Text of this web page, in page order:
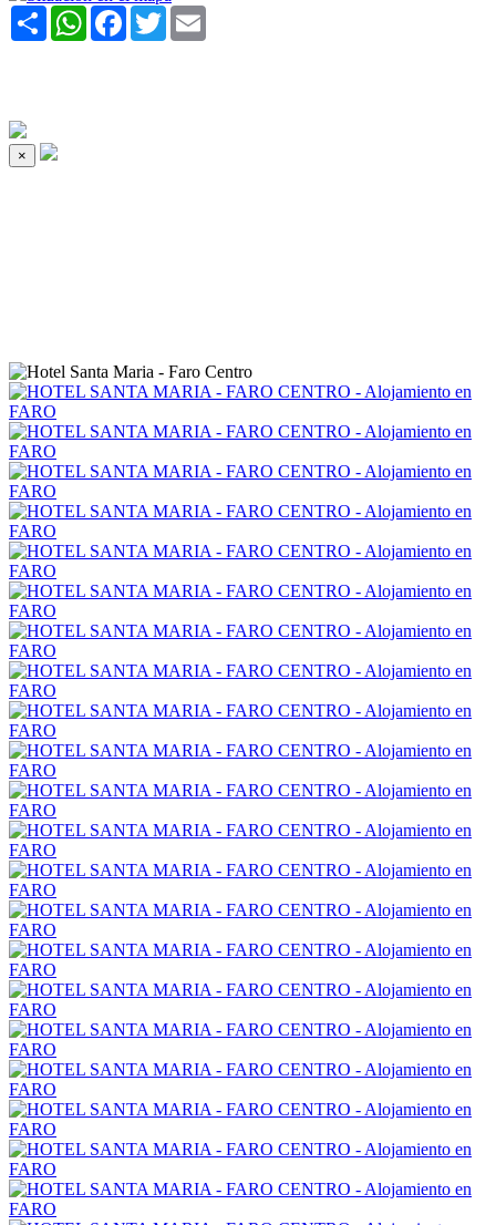
Share WhatsAppFacebook
Twitter
×